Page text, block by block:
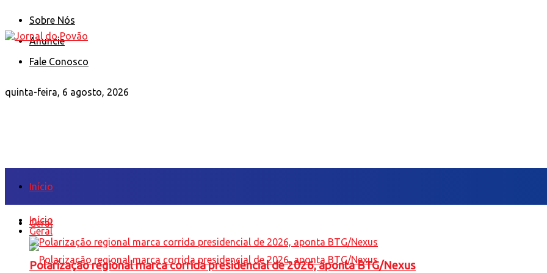
Sobre Nós
Anuncie
Fale Conosco
quinta-feira, 6 agosto, 2026
Início
Geral
Início
Geral
Polarização regional marca corrida presidencial de 2026, aponta BTG/Nexus